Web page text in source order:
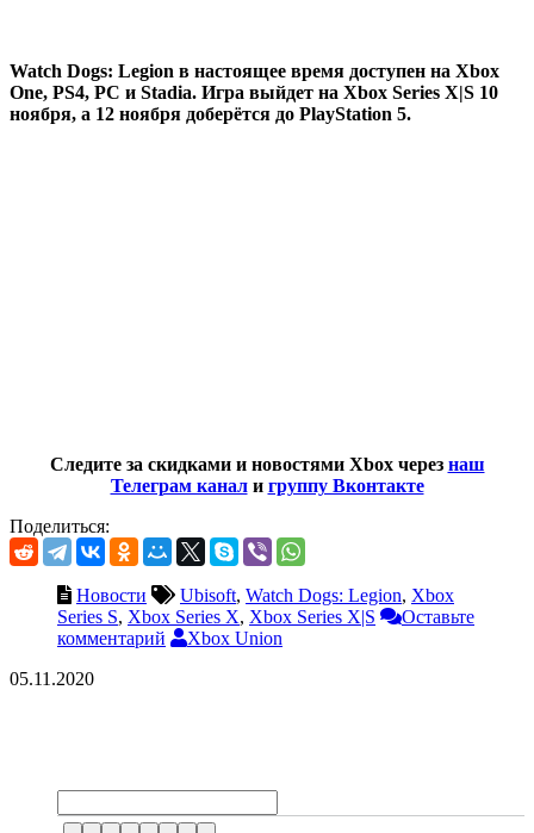
Watch Dogs: Legion в настоящее время доступен на Xbox
One, PS4, PC и Stadia. Игра выйдет на Xbox Series X|S 10
ноября, а 12 ноября доберётся до PlayStation 5.
Следите за скидками и новостями Xbox через наш
Телеграм канали группу Вконтакте
Поделиться:
Новости Ubisoft, Watch Dogs: Legion, Xbox
Series S, Xbox Series X, Xbox Series X|S
Оставьте
комментарий
Xbox Union
05.11.2020